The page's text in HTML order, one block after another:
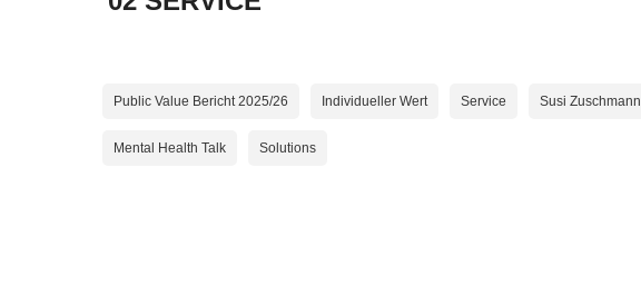
Public Value Bericht 2025/26 Individueller Wert Service Susi Zuschmann
Mental Health Talk Solutions